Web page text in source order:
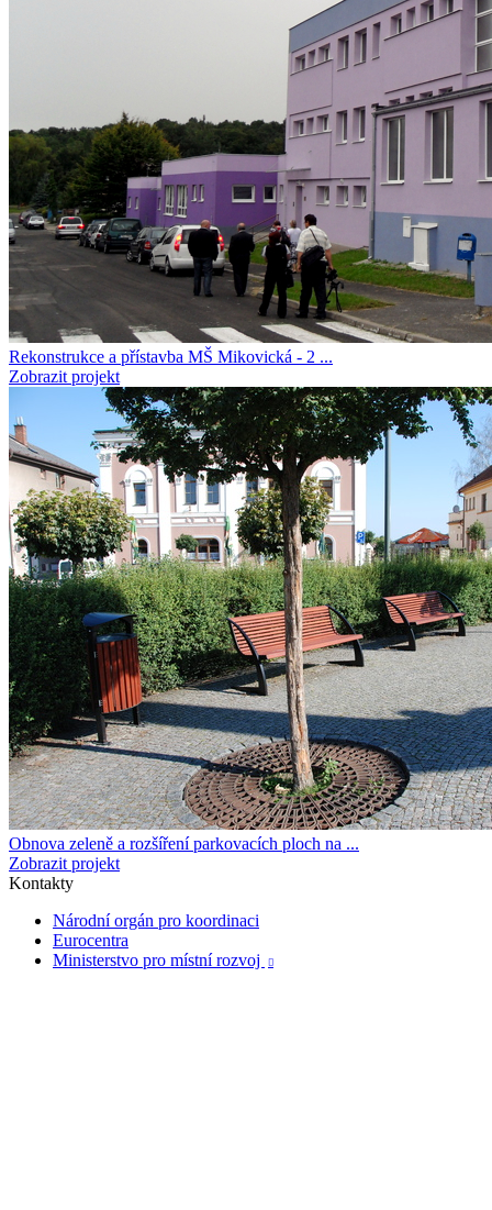
Rekonstrukce a přístavba MŠ Mikovická - 2 ...
Zobrazit projekt
Obnova zeleně a rozšíření parkovacích ploch na ...
Zobrazit projekt
Kontakty
Národní orgán pro koordinaci
Eurocentra
Ministerstvo pro místní rozvoj
